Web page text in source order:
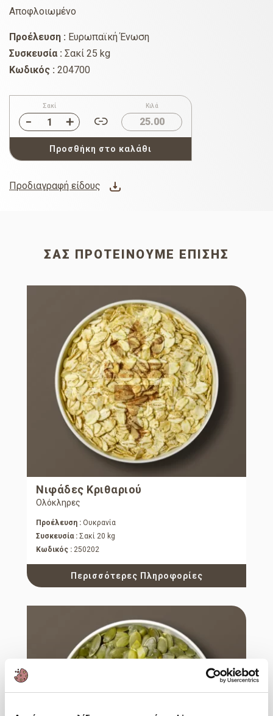
Αποφλοιωμένο
Προέλευση : Ευρωπαϊκή Ένωση
Συσκευσία : Σακί 25 kg
Κωδικός : 204700
Σακί Κιλά
25.00
Προσθήκη στο καλάθι
Προδιαγραφή είδους
ΣΑΣ ΠΡΟΤΕΊΝΟΥΜΕ ΕΠΊΣΗΣ
Νιφάδες Κριθαριού
Ολόκληρες
Προέλευση : Ουκρανία
Συσκευσία : Σακί 20 kg
Κωδικός : 250202
Περισσότερες Πληροφορίες